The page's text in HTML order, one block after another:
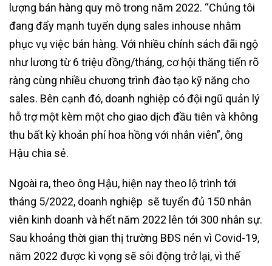
lượng bán hàng quy mô trong năm 2022. “Chúng tôi
đang đẩy mạnh tuyển dụng sales inhouse nhằm
phục vụ việc bán hàng. Với nhiều chính sách đãi ngộ
như lương từ 6 triệu đồng/tháng, cơ hội thăng tiến rõ
ràng cùng nhiều chương trình đào tạo kỹ năng cho
sales. Bên cạnh đó, doanh nghiệp có đội ngũ quản lý
hỗ trợ một kèm một cho giao dịch đầu tiên và không
thu bất kỳ khoản phí hoa hồng với nhân viên”, ông
Hậu chia sẻ.
Ngoài ra, theo ông Hậu, hiện nay theo lộ trình tới
tháng 5/2022, doanh nghiệp sẽ tuyển đủ 150 nhân
viên kinh doanh và hết năm 2022 lên tới 300 nhân sự.
Sau khoảng thời gian thị trường BĐS nén vì Covid-19,
năm 2022 được kì vọng sẽ sôi động trở lại, vì thế